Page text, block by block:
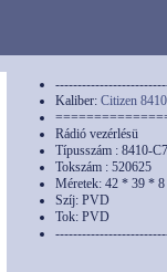
Kaliber: Citizen
Rádió vezérlésü
Típusszám : 8410-
Tokszám : 520625
Méretek: 42 * 39 * 8
Szíj: PVD
Tok: PVD